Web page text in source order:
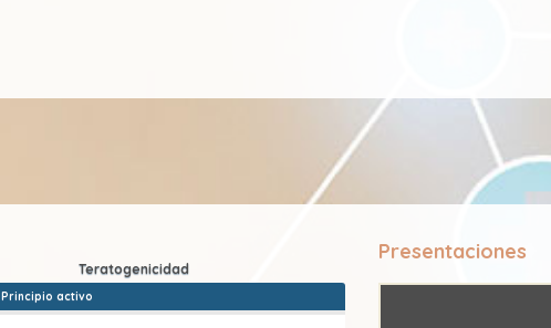
Principio activo
Presentaciones